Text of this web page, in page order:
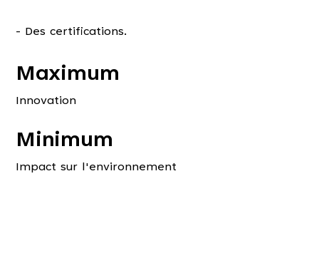
- Des certifications.
Maximum
Innovation
Minimum
Impact sur l'environnement